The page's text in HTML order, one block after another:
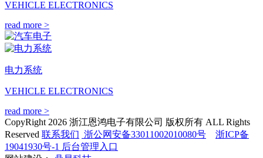
VEHICLE ELECTRONICS
read more >
电力系统
VEHICLE ELECTRONICS
read more >
CopyRight 2026 浙江恩鸿电子有限公司 版权所有 ALL Rights
Reserved 联系我们 浙公网安备33011002010080号
浙ICP备
19041930号-1 后台管理入口